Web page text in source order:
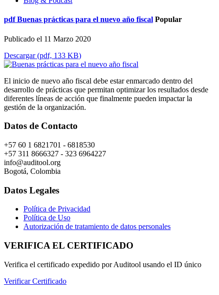
pdf Buenas prácticas para el nuevo año fiscal Popular
Publicado el 11 Marzo 2020
Descargar(pdf, 133 KB)
El inicio de nuevo año fiscal debe estar enmarcado dentro del
desarrollo de prácticas que permitan optimizar los resultados desde
diferentes líneas de acción que finalmente pueden impactar la
gestión de la organización.
Datos de Contacto
+57 60 1 6821701 - 6818530
+57 311 8666327 - 323 6964227
info@auditool.org
Bogotá, Colombia
Datos Legales
Política de Privacidad
Política de Uso
Autorización de tratamiento de datos personales
VERIFICA EL CERTIFICADO
Verifica el certificado expedido por Auditool usando el ID único
Verificar Certificado